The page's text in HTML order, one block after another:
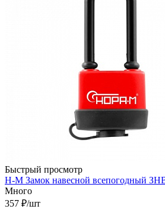
Быстрый просмотр
Н-М Замок навесной всепогодный
Много
357 ₽/шт